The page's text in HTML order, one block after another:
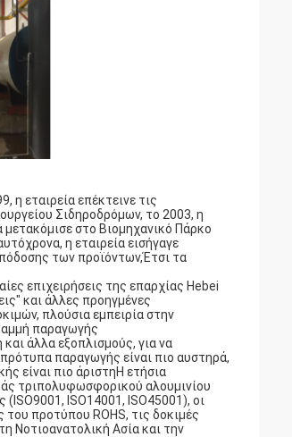
η εταιρεία επέκτεινε τις
Σιδηροδρόμων, το 2003, η
στο Βιομηχανικό Πάρκο
η εταιρεία εισήγαγε
των προϊόντων,Έτσι τα
επιχειρήσεις της επαρχίας Hebei
και άλλες προηγμένες
πλούσια εμπειρία στην
παραγωγής
άλλα εξοπλισμούς, για να
παραγωγής είναι πιο αυστηρά,
είναι πιο άριστηΗ ετήσια
τριπολυφωσφορικού αλουμινίου
ISO14001, ISO45001), οι
προτύπου ROHS, τις δοκιμές
Νοτιοανατολική Ασία και την